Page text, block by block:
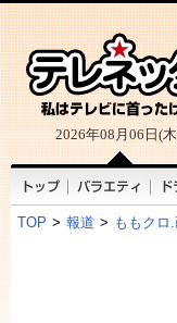
2026年08月06日(
TOP > 報道 > ももクロ